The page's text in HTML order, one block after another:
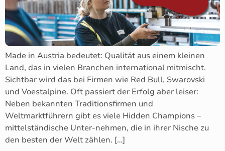
Made in Austria bedeutet: Qualität aus einem kleinen
Land, das in vielen Branchen international mitmischt.
Sichtbar wird das bei Firmen wie Red Bull, Swarovski
und Voestalpine. Oft passiert der Erfolg aber leiser:
Neben bekannten Traditionsfirmen und
Weltmarktführern gibt es viele Hidden Champions –
mittelständische Unter-nehmen, die in ihrer Nische zu
den besten der Welt zählen. […]